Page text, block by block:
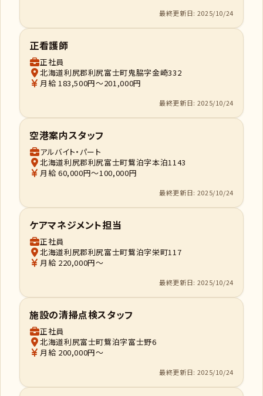
最終更新日: 2025/10/24
正看護師
正社員
北海道利尻郡利尻富士町鬼脇字金崎332
月給 183,500円～201,000円
最終更新日: 2025/10/24
空港案内スタッフ
アルバイト・パート
北海道利尻郡利尻富士町鴛泊字本泊1143
月給 60,000円～100,000円
最終更新日: 2025/10/24
ケアマネジメント担当
正社員
北海道利尻郡利尻富士町鴛泊字栄町117
月給 220,000円～
最終更新日: 2025/10/24
施設の清掃点検スタッフ
正社員
北海道利尻富士町鴛泊字富士野6
月給 200,000円～
最終更新日: 2025/10/24